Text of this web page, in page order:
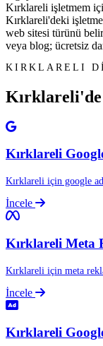
Kırklareli işletmem
Kırklareli'deki
web sitesi türünü
veya blog; ücretsiz
KIRKLARELI
Kırklareli
Kırklareli için google
İncele
Kırklareli Meta
Kırklareli için meta
İncele
Kırklareli